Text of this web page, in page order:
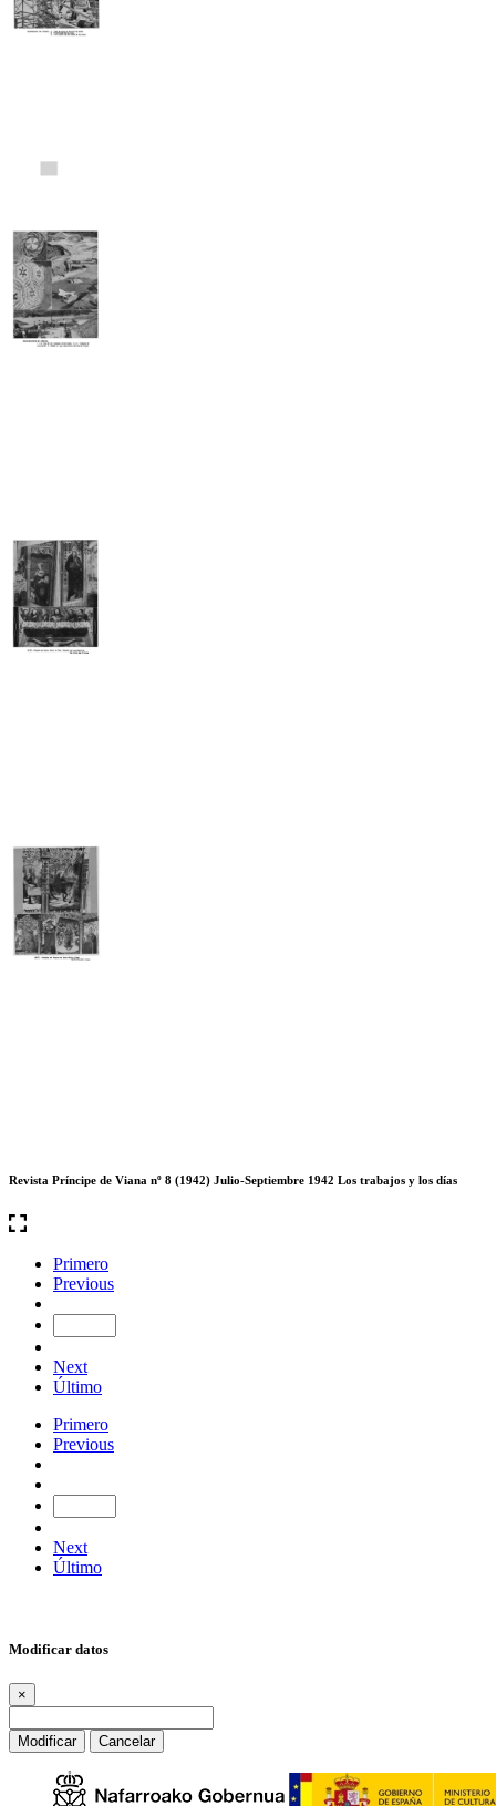
Revista Príncipe de Viana nº 8 (1942) Julio-Septiembre 1942 Los trabajos y los días
Primero
Previous
Next
Último
Primero
Previous
Next
Último
Modificar datos
×
Modificar Cancelar